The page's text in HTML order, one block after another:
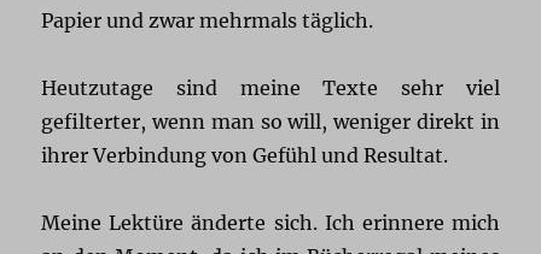
Papier und zwar mehrmals täglich.
Heutzutage sind meine Texte sehr viel
gefilterter, wenn man so will, weniger direkt in
ihrer Verbindung von Gefühl und Resultat.
Meine Lektüre änderte sich. Ich erinnere mich